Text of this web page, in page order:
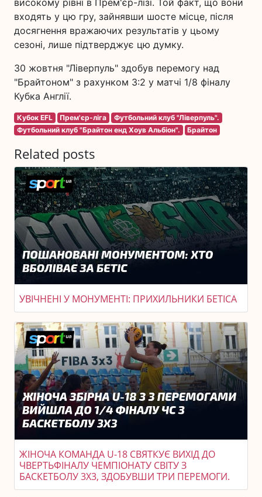
входять у цю гру, зайнявши шосте місце, після
досягнення вражаючих результатів у цьому
сезоні, лише підтверджує цю думку.
30 жовтня "Ліверпуль" здобув перемогу над
"Брайтоном" з рахунком 3:2 у матчі 1/8 фіналу
Кубка Англії.
Кубок EFL Прем'єр-ліга
Футбольний клуб "Ліверпуль".
Футбольний клуб "Брайтон енд Хоув Альбіон".
Брайтон
Related posts
УВІЧНЕНІ У МОНУМЕНТІ: ПРИХИЛЬНИКИ БЕТІСА
ЖІНОЧА КОМАНДА U-18 СВЯТКУЄ ВИХІД ДО
ЧВЕРТЬФІНАЛУ ЧЕМПІОНАТУ СВІТУ З
БАСКЕТБОЛУ 3X3, ЗДОБУВШИ ТРИ ПЕРЕМОГИ.